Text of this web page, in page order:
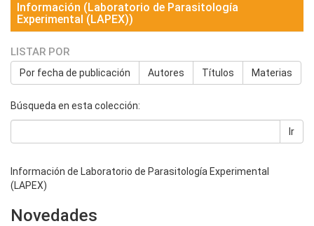
Información (Laboratorio de Parasitología
Experimental (LAPEX))
LISTAR POR
Por fecha de publicación Autores Títulos Materias
Búsqueda en esta colección:
Ir
Información de Laboratorio de Parasitología Experimental
(LAPEX)
Novedades